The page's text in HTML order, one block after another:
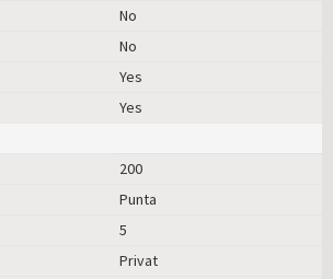
No
No
Yes
Yes
200
Punta
5
Privat